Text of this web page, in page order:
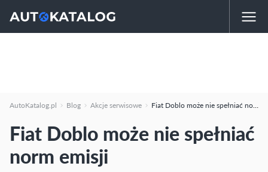
AutoKatalog.pl Blog Akcje serwisowe Fiat Doblo może nie spełniać norm emisji
Fiat Doblo może nie spełniać
norm emisji